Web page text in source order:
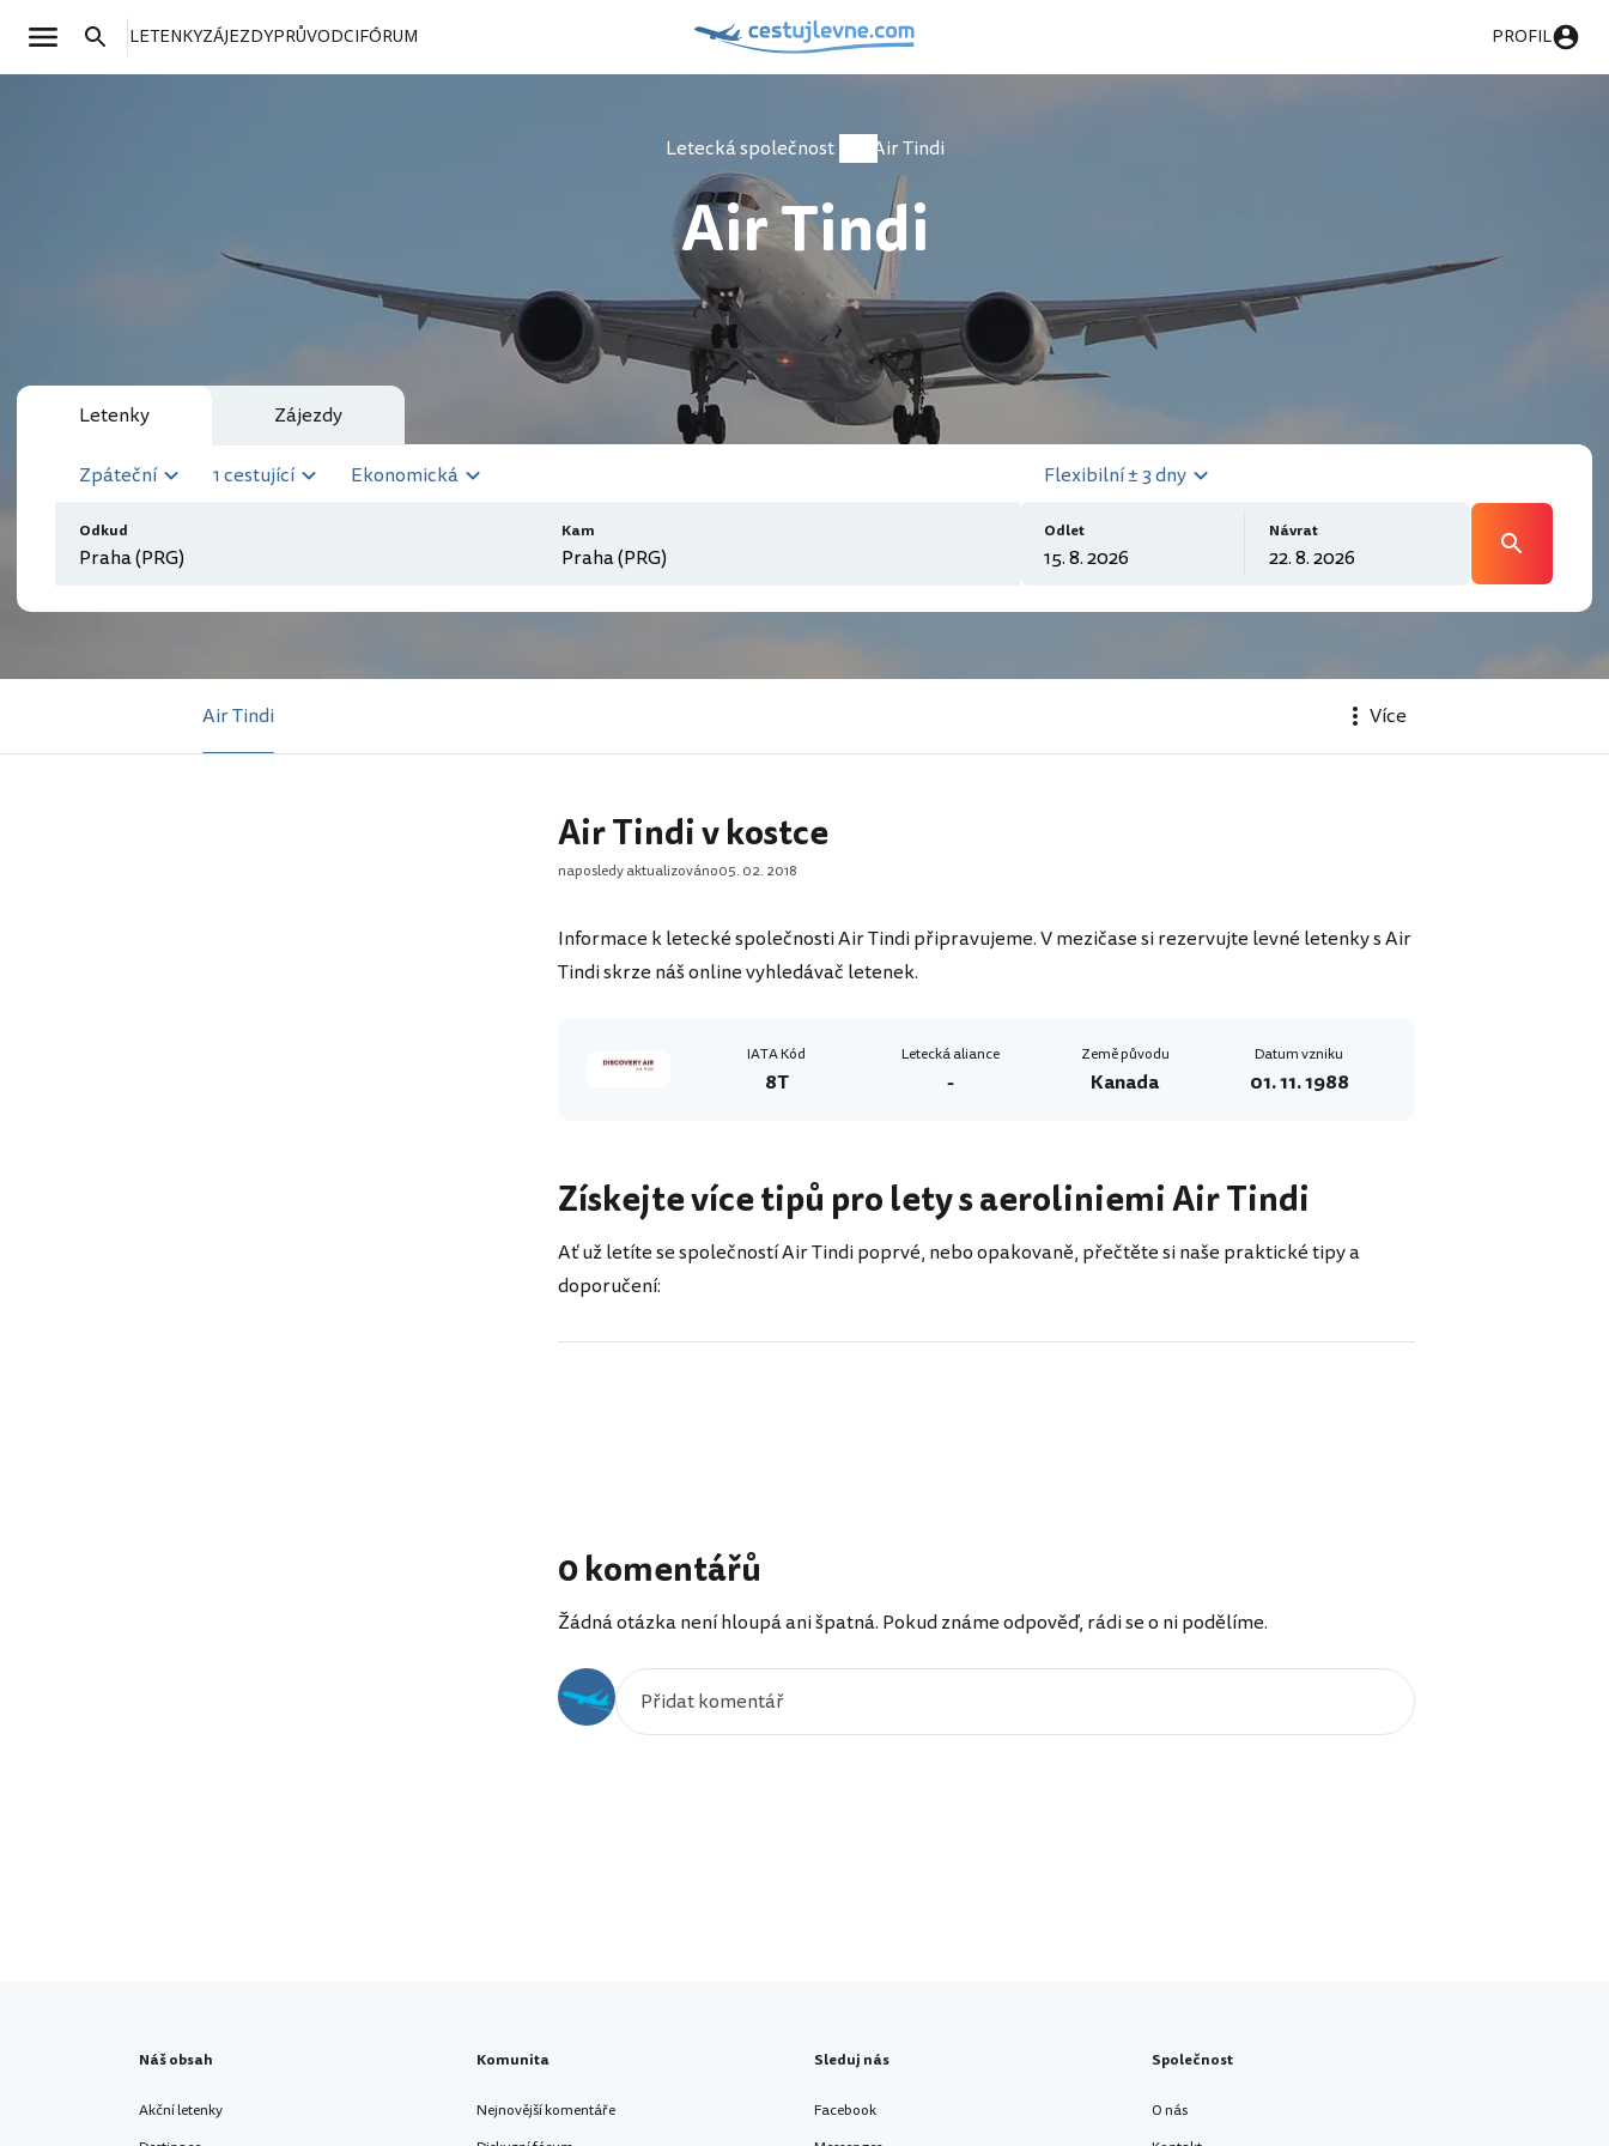
LETENKYZÁJEZDYPRŮVODCIFÓRUM PROFIL
Letecká společnost Air Tindi
Air Tindi
Letenky Zájezdy
Zpáteční 1 cestující Ekonomická
Odkud Kam
Flexibilní ± 3 dny
Odlet Návrat
Air Tindi Více
Air Tindi v kostce
naposledy aktualizováno05. 02. 2018
Informace k letecké společnosti Air Tindi připravujeme. V mezičase si rezervujte levné letenky s Air
Tindi skrze náš online vyhledávač letenek.
IATA Kód
8T
Letecká aliance
-
Země původu
Kanada
Datum vzniku
01. 11. 1988
Získejte více tipů pro lety s aeroliniemi Air Tindi
Ať už letíte se společností Air Tindi poprvé, nebo opakovaně, přečtěte si naše praktické tipy a
doporučení:
0 komentářů
Žádná otázka není hloupá ani špatná. Pokud známe odpověď, rádi se o ni podělíme.
Náš obsah
Akční letenky
Komunita
Nejnovější komentáře
Sleduj nás
Facebook
Společnost
O nás